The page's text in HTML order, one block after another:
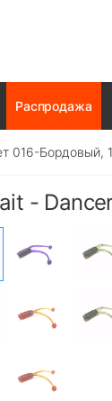
Распродажа
016-Бордовый,
-